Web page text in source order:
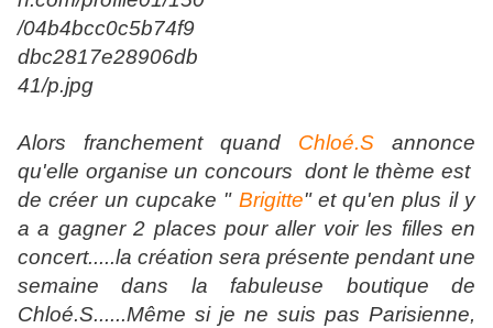
Alors franchement quand Chloé.S annonce
qu'elle organise un concours dont le thème est
de créer un cupcake " Brigitte" et qu'en plus il y
a a gagner 2 places pour aller voir les filles en
concert.....la création sera présente pendant une
semaine dans la fabuleuse boutique de
Chloé.S......Même si je ne suis pas Parisienne,